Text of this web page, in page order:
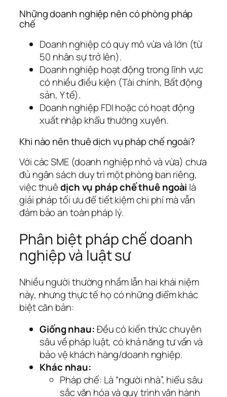
Những doanh nghiệp nên có phòng pháp
chế
Doanh nghiệp có quy mô vừa và lớn (từ
50 nhân sự trở lên).
Doanh nghiệp hoạt động trong lĩnh vực
có nhiều điều kiện (Tài chính, Bất động
sản, Y tế).
Doanh nghiệp FDI hoặc có hoạt động
xuất nhập khẩu thường xuyên.
Khi nào nên thuê dịch vụ pháp chế ngoài?
Với các SME (doanh nghiệp nhỏ và vừa) chưa
đủ ngân sách duy trì một phòng ban riêng,
việc thuêdịch vụ pháp chế thuê ngoài là
giải pháp tối ưu để tiết kiệm chi phí mà vẫn
đảm bảo an toàn pháp lý.
Phân biệt pháp chế doanh
nghiệp và luật sư
Nhiều người thường nhầm lẫn hai khái niệm
này, nhưng thực tế họ có những điểm khác
biệt căn bản:
Giống nhau:Đều có kiến thức chuyên
sâu về pháp luật, có khả năng tư vấn và
bảo vệ khách hàng/doanh nghiệp.
Khác nhau:
Pháp chế: Là “người nhà”, hiểu sâu
sắc văn hóa và quy trình vận hành